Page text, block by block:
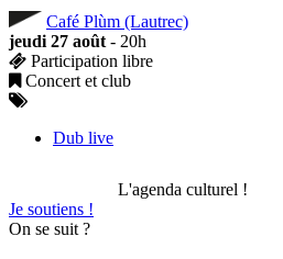
Café Plùm (Lautrec)
jeudi 27 août - 20h
Participation libre
Concert et club
Dub live
L'agenda culturel !
Je soutiens !
On se suit ?